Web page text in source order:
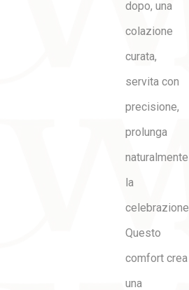
dopo, una
colazione
curata,
servita con
precisione,
prolunga
naturalmente
la
celebrazione.
Questo
comfort crea
una